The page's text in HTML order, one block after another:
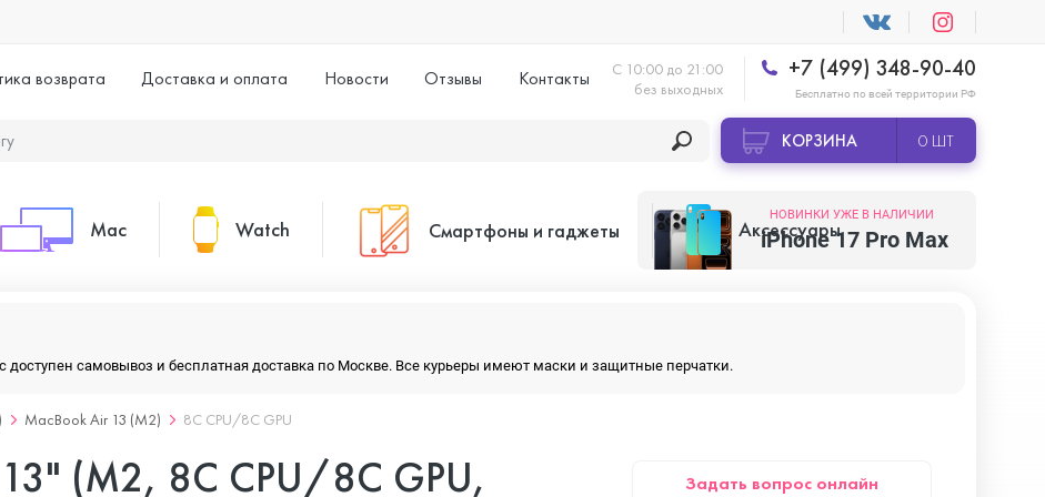
возврата Доставка и оплата Новости Отзывы Контакты
С 10:00 до 21:00
без выходных
+7 (499) 348-90-40
Бесплатно по всей территории РФ
КОРЗИНА 0 ШТ
Mac
MacBook Air
Watch
Watch Series 10
Смартфоны и гаджеты Аксессуары
НОВИНКИ УЖЕ В НАЛИЧИИ
iPhone 17 Pro Max
доступен самовывоз и бесплатная доставка по Москве. Все курьеры имеют маски и защитные перчатки.
MacBook Air 13 (M2) 8C CPU/8C GPU
(M2, 8C CPU/8C GPU,
Задать вопрос онлайн